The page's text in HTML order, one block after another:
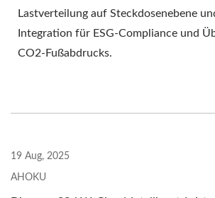
Lastverteilung auf Steckdosenebene
Integration für ESG-Compliance und
CO2-Fußabdrucks.
19 Aug, 2025
AHOKU